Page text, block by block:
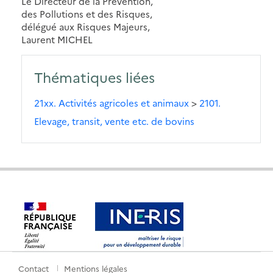
des Pollutions et des Risques,
délégué aux Risques Majeurs,
Laurent MICHEL
Thématiques liées
21xx. Activités agricoles et animaux> 2101.
Elevage, transit, vente etc. de bovins
Contact Mentions légales